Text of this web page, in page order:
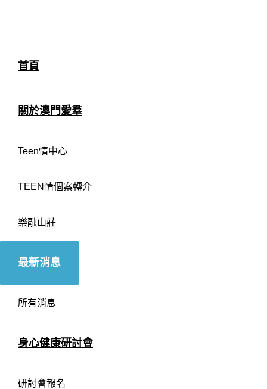
首頁
關於澳門愛羣
Teen情中心
TEEN情個案轉介
樂融山莊
最新消息
所有消息
身心健康研討會
研討會報名